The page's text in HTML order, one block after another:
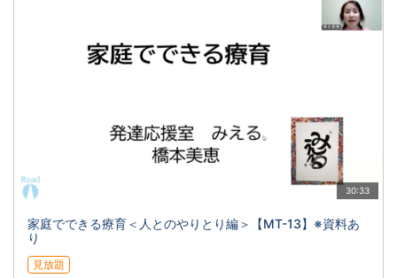
30:33
家庭でできる療育＜人とのやりとり編＞【MT-13】※資料あ
り
見放題